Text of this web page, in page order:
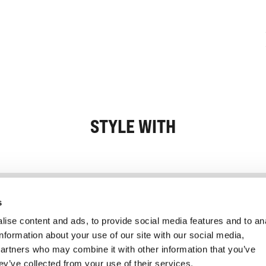
content and ads, to provide social media features and to
about your use of our site with our social media,
who may combine it with other information that you’ve
collected from your use of their services.
STYLE WITH